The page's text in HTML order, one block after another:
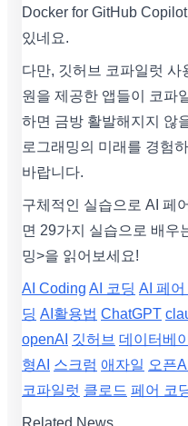
Docker for GitHub
있네요.
다만, 깃허브 코파일럿 사
원을 제공한 앱들이 코파
하면 금방 활발해지지 않
로그래밍의 미래를 경험
바랍니다.
구체적인 실습으로 AI 페
면 29가지 실습으로 배우
밍>을 읽어보세요!
AI Coding AI 코딩 AI 페어
딩 AI활용법 ChatGPT
openAI 깃허브 데이터베
형AI 스크럼 애자일 오픈AI
코파일럿 클로드 페어 코